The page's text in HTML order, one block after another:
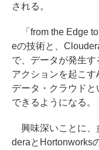
される。
「from the Edge
eの技術と、
で、データが発生
アクションを起こす
データ・クラウド
できるようになる。
興味深いことに、
deraとHortonworks